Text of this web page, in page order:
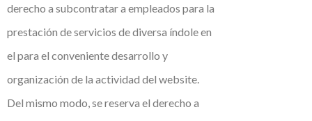
derecho a subcontratar a empleados para la
prestación de servicios de diversa índole en
el para el conveniente desarrollo y
organización de la actividad del website.
Del mismo modo, se reserva el derecho a